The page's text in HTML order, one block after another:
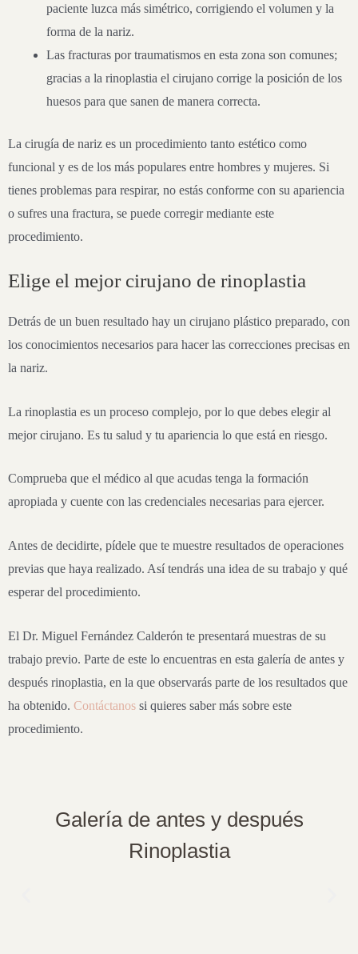
paciente luzca más simétrico, corrigiendo el volumen y la
forma de la nariz.
Las fracturas por traumatismos en esta zona son comunes;
gracias a la rinoplastia el cirujano corrige la posición de los
huesos para que sanen de manera correcta.
La cirugía de nariz es un procedimiento tanto estético como
funcional y es de los más populares entre hombres y mujeres. Si
tienes problemas para respirar, no estás conforme con su apariencia
o sufres una fractura, se puede corregir mediante este
procedimiento.
Elige el mejor cirujano de rinoplastia
Detrás de un buen resultado hay un cirujano plástico preparado, con
los conocimientos necesarios para hacer las correcciones precisas en
la nariz.
La rinoplastia es un proceso complejo, por lo que debes elegir al
mejor cirujano. Es tu salud y tu apariencia lo que está en riesgo.
Comprueba que el médico al que acudas tenga la formación
apropiada y cuente con las credenciales necesarias para ejercer.
Antes de decidirte, pídele que te muestre resultados de operaciones
previas que haya realizado. Así tendrás una idea de su trabajo y qué
esperar del procedimiento.
El Dr. Miguel Fernández Calderón te presentará muestras de su
trabajo previo. Parte de este lo encuentras en esta galería de antes y
después rinoplastia, en la que observarás parte de los resultados que
ha obtenido. Contáctanos si quieres saber más sobre este
procedimiento.
Galería de antes y después
Rinoplastia